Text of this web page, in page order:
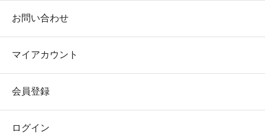
お問い合わせ
マイアカウント
会員登録
ログイン